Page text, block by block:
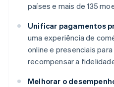
países e mais de 135
Unificar pagamentos
uma experiência de
online e presenciais
recompensar a
Melhorar o